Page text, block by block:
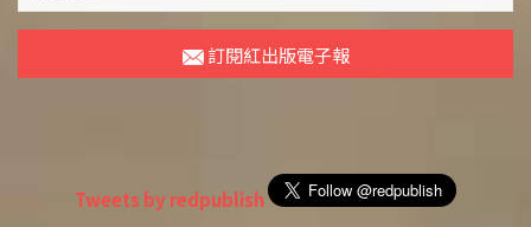
訂閱紅出版電子報
Tweets by redpublish